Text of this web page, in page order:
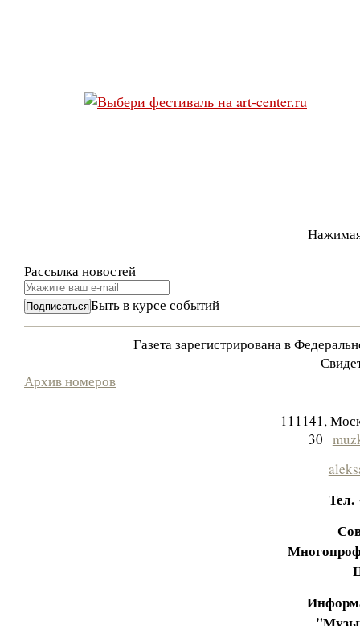
Рассылка новостей
Быть в курсе событий
Газета зарегистрирована в
Архив номеров
111141,
30
Тел.